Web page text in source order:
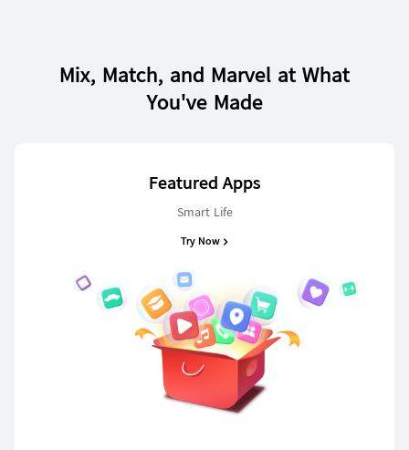
HUAWEI nova 12i
ပိုမိုလေ့လာရန်
Mix, Match, and Marvel at What
You've Made
Featured Apps
Smart Life
Try Now